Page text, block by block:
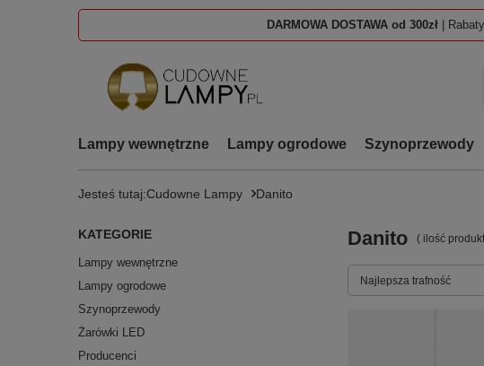
DARMOWA DOSTAWA od 300zł |
Lampy wewnętrzne Lampy ogrodowe Szynoprzewody
Jesteś tutaj:Cudowne Lampy Danito
KATEGORIE
Lampy wewnętrzne
Lampy ogrodowe
Szynoprzewody
Żarówki LED
Producenci
Danito ( ilość
Zmień sortowanie
Najlepsza trafność